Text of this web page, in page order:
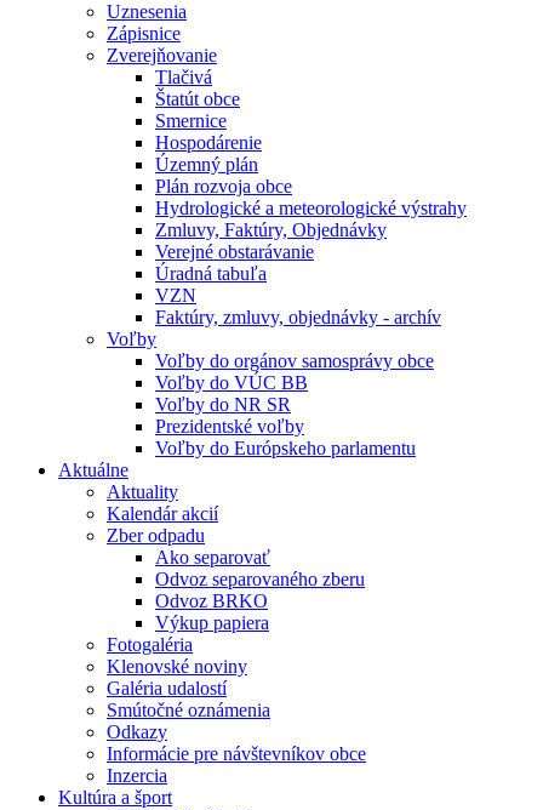
Uznesenia
Zápisnice
Zverejňovanie
Tlačivá
Štatút obce
Smernice
Hospodárenie
Územný plán
Plán rozvoja obce
Hydrologické a meteorologické výstrahy
Zmluvy, Faktúry, Objednávky
Verejné obstarávanie
Úradná tabuľa
VZN
Faktúry, zmluvy, objednávky - archív
Voľby
Voľby do orgánov samosprávy obce
Voľby do VÚC BB
Voľby do NR SR
Prezidentské voľby
Voľby do Európskeho parlamentu
Aktuálne
Aktuality
Kalendár akcií
Zber odpadu
Ako separovať
Odvoz separovaného zberu
Odvoz BRKO
Výkup papiera
Fotogaléria
Klenovské noviny
Galéria udalostí
Smútočné oznámenia
Odkazy
Informácie pre návštevníkov obce
Inzercia
Kultúra a šport